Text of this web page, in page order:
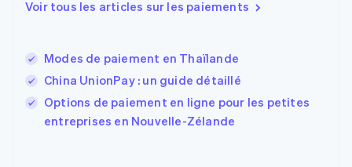
Voir tous les articles sur les paiements
Modes de paiement en Thaïlande
China UnionPay : un guide détaillé
Options de paiement en ligne pour les petites
entreprises en Nouvelle-Zélande
English Español简体中文
France
English
Gibraltar
English
Grèce
English